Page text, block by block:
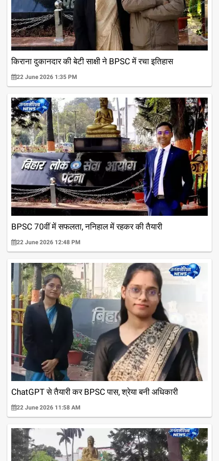
किराना दुकानदार की बेटी साक्षी ने BPSC में रचा इतिहास
22 June 2026 1:35 PM
BPSC 70वीं में सफलता, ननिहाल में रहकर की तैयारी
22 June 2026 12:48 PM
ChatGPT से तैयारी कर BPSC पास, श्रेया बनी अधिकारी
22 June 2026 11:58 AM